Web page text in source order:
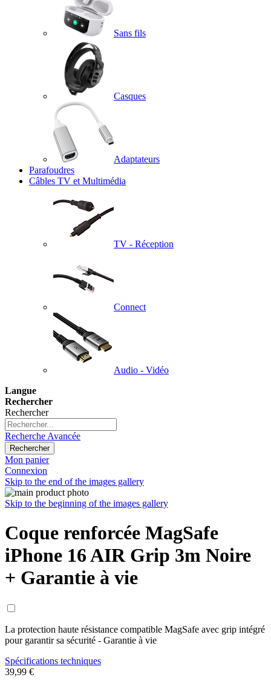
Sans fils
Casques
Adaptateurs
Parafoudres
Câbles TV et Multimédia
TV - Réception
Connect
Audio - Vidéo
Langue
Rechercher
Rechercher
Recherche Avancée
Rechercher
Mon panier
Connexion
Skip to the end of the images gallery
Skip to the beginning of the images gallery
Coque renforcée MagSafe
iPhone 16 AIR Grip 3m Noire
+ Garantie à vie
La protection haute résistance compatible MagSafe avec grip intégré
pour garantir sa sécurité - Garantie à vie
Spécifications techniques
39,99 €